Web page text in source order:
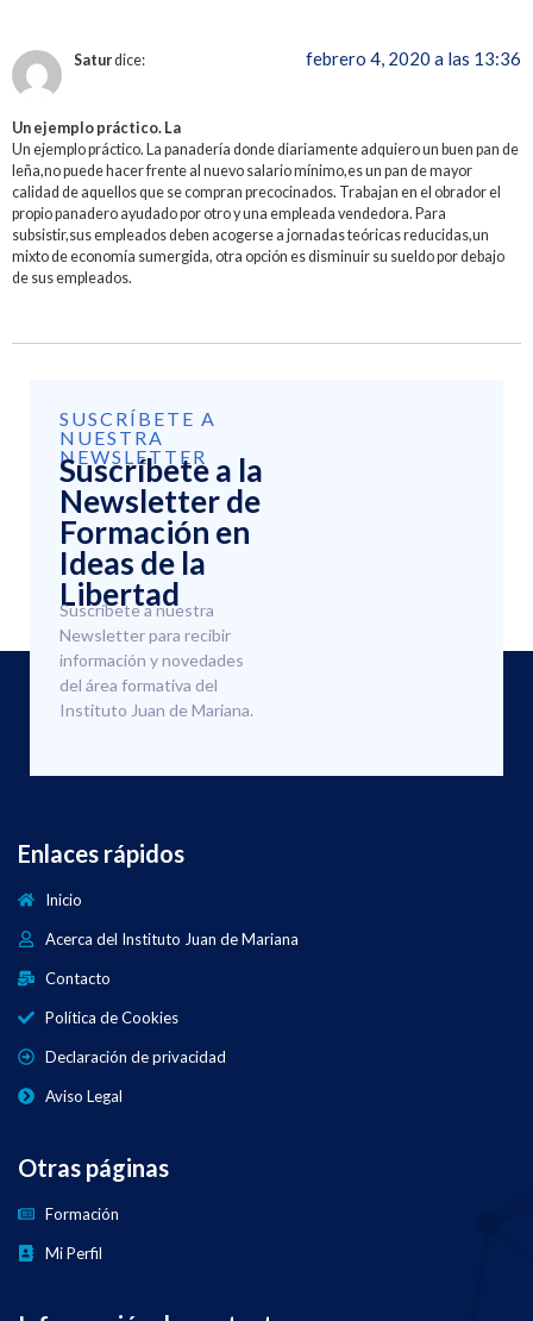
Saturdice: febrero 4, 2020 a las 13:36
Un ejemplo práctico. La
Un ejemplo práctico. La panadería donde diariamente adquiero un buen pan de
leña,no puede hacer frente al nuevo salario mínimo,es un pan de mayor
calidad de aquellos que se compran precocinados. Trabajan en el obrador el
propio panadero ayudado por otro y una empleada vendedora. Para
subsistir,sus empleados deben acogerse a jornadas teóricas reducidas,un
mixto de economía sumergida, otra opción es disminuir su sueldo por debajo
de sus empleados.
SUSCRÍBETE A
NUESTRA
NEWSLETTER
Suscríbete a la
Newsletter de
Formación en
Ideas de la
Libertad
Suscríbete a nuestra
Newsletter para recibir
información y novedades
del área formativa del
Instituto Juan de Mariana.
Enlaces rápidos
Inicio
Acerca del Instituto Juan de Mariana
Contacto
Política de Cookies
Declaración de privacidad
Aviso Legal
Otras páginas
Formación
Mi Perfil